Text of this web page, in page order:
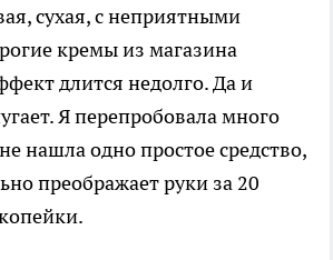
сухая, с неприятными
кремы из магазина
длится недолго. Да и
Я перепробовала много
нашла одно простое средство,
преображает руки за 20